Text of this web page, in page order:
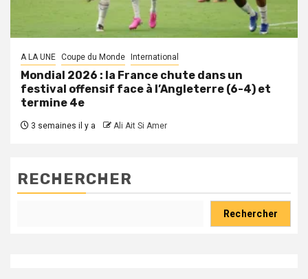
A LA UNE Coupe du Monde International
Mondial 2026 : la France chute dans un
festival offensif face à l’Angleterre (6-4) et
termine 4e
3 semaines il y a Ali Ait Si Amer
RECHERCHER
Rechercher